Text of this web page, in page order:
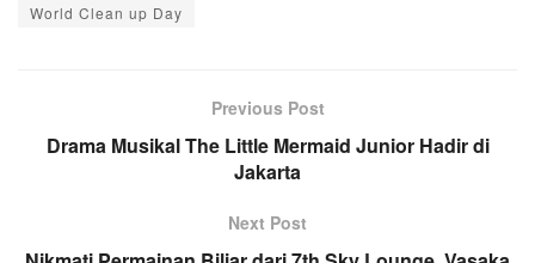
World Clean up Day
Previous Post
Drama Musikal The Little Mermaid Junior Hadir di
Jakarta
Next Post